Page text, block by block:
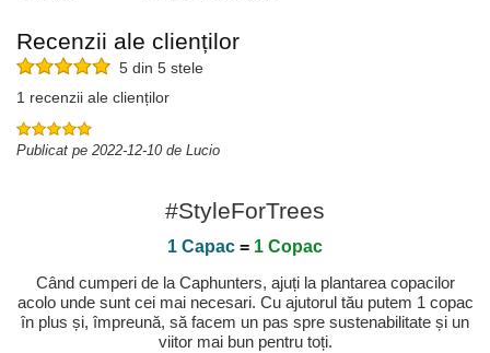
Recenzii ale clienților
5 din 5 stele
1 recenzii ale clienților
Publicat pe 2022-12-10 de Lucio
#StyleForTrees
1 Capac = 1 Copac
Când cumperi de la Caphunters, ajuți la plantarea copacilor
acolo unde sunt cei mai necesari. Cu ajutorul tău putem 1 copac
în plus și, împreună, să facem un pas spre sustenabilitate și un
viitor mai bun pentru toți.